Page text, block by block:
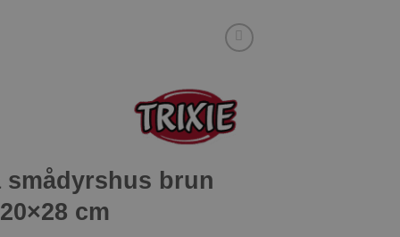
smådyrshus brun
cm